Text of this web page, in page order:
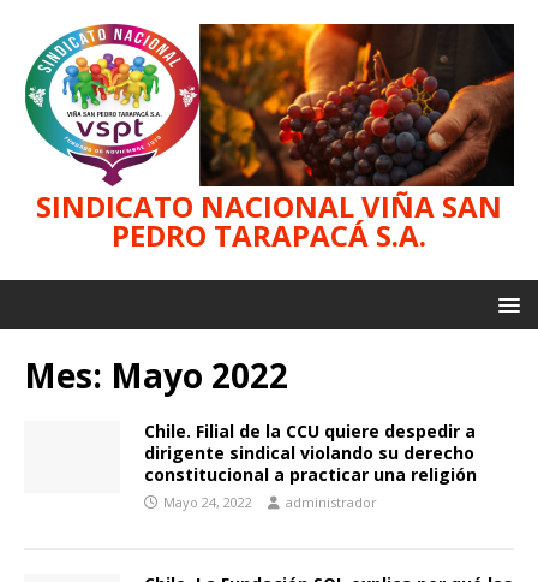
SINDICATO NACIONAL VIÑA SAN
PEDRO TARAPACÁ S.A.
Mes: Mayo 2022
Chile. Filial de la CCU quiere despedir a
dirigente sindical violando su derecho
constitucional a practicar una religión
Mayo 24, 2022 administrador